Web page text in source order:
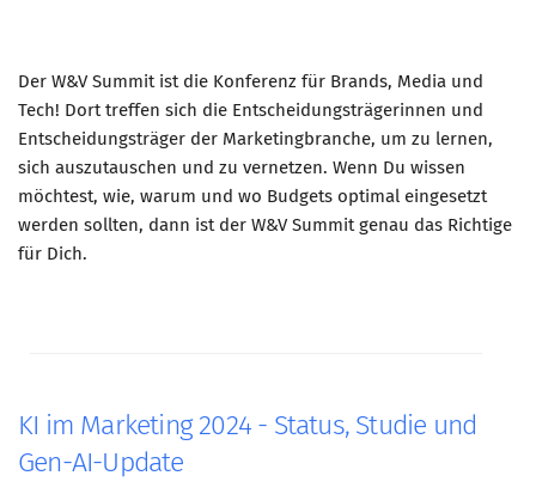
Der W&V Summit ist die Konferenz für Brands, Media und
Tech! Dort treffen sich die Entscheidungsträgerinnen und
Entscheidungsträger der Marketingbranche, um zu lernen,
sich auszutauschen und zu vernetzen. Wenn Du wissen
möchtest, wie, warum und wo Budgets optimal eingesetzt
werden sollten, dann ist der W&V Summit genau das Richtige
für Dich.
KI im Marketing 2024 - Status, Studie und
Gen-AI-Update